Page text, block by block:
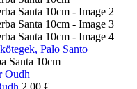
Palo Santo
Santa 10cm
2,00 €